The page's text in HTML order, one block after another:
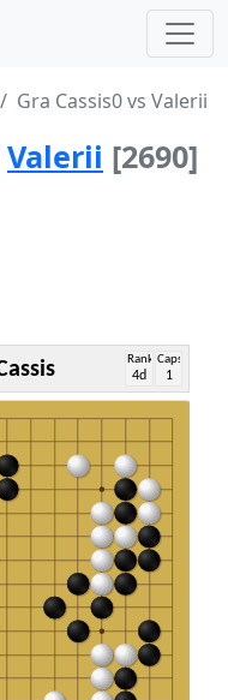
Gra Cassis0 vs Valerii
Valerii [2690]
Rank
4d
Caps
1